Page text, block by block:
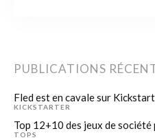
PUBLICATIONS
Fled est en cavale sur
KICKSTARTER
Top 12+10 des jeux de
TOPS